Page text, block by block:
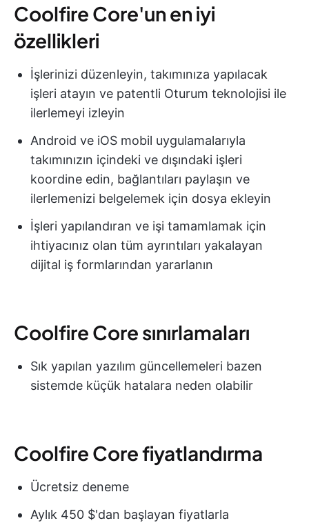
Coolfire Core'un en iyi
özellikleri
İşlerinizi düzenleyin, takımınıza yapılacak
işleri atayın ve patentli Oturum teknolojisi ile
ilerlemeyi izleyin
Android ve iOS mobil uygulamalarıyla
takımınızın içindeki ve dışındaki işleri
koordine edin, bağlantıları paylaşın ve
ilerlemenizi belgelemek için dosya ekleyin
İşleri yapılandıran ve işi tamamlamak için
ihtiyacınız olan tüm ayrıntıları yakalayan
dijital iş formlarından yararlanın
Coolfire Core sınırlamaları
Sık yapılan yazılım güncellemeleri bazen
sistemde küçük hatalara neden olabilir
Coolfire Core fiyatlandırma
Ücretsiz deneme
Aylık 450 $'dan başlayan fiyatlarla